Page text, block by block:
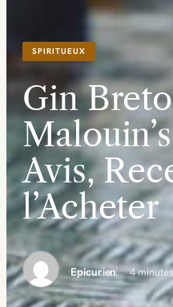
SPIRITUEUX
Gin
Avis,
l’Acheter
Epicurien 4